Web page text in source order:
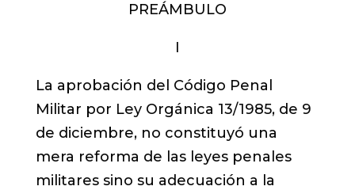
PREÁMBULO
I
La aprobación del Código Penal
Militar por Ley Orgánica 13/1985, de 9
de diciembre, no constituyó una
mera reforma de las leyes penales
militares sino su adecuación a la